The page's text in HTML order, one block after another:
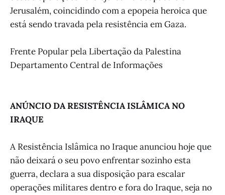
Jerusalém, coincidindo com a epopeia heroica que
está sendo travada pela resistência em Gaza.
Frente Popular pela Libertação da Palestina
Departamento Central de Informações
ANÚNCIO DA RESISTÊNCIA ISLÂMICA NO
IRAQUE
A Resistência Islâmica no Iraque anunciou hoje que
não deixará o seu povo enfrentar sozinho esta
guerra, declara a sua disposição para escalar
operações militares dentro e fora do Iraque, seja no